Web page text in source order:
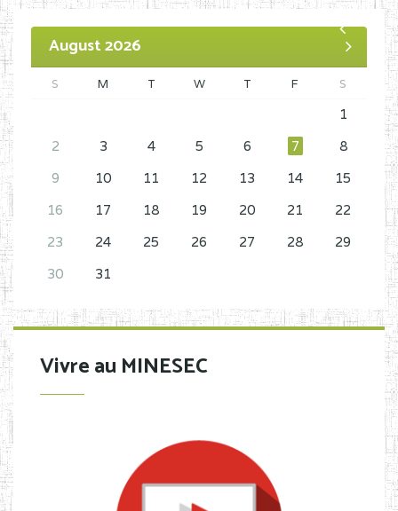
August 2026
S M T W T F S
1
2
3 4 5 6 7
8
9
10 11 12 13 14
15
16
17 18 19 20 21
22
23
24 25 26 27 28
29
30
31
Vivre au MINESEC